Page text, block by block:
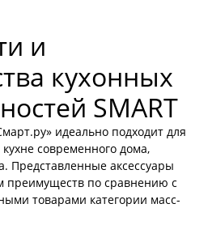
и
кухонных
SMART
идеально подходит для
современного дома,
Представленные аксессуары
преимуществ по сравнению с
товарами категории масс-